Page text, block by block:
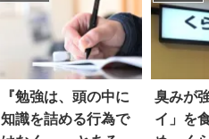
『勉強は、頭の中に
知識を詰める行為で
臭みが
イ」を